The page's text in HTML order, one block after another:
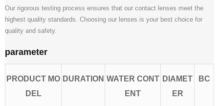
Our rigorous testing process ensures that our contact lenses meet the
highest quality standards. Choosing our lenses is your best choice for
quality and safety.
parameter
PRODUCT MO
DEL
DURATION WATER CONT
ENT
DIAMET
ER
BC